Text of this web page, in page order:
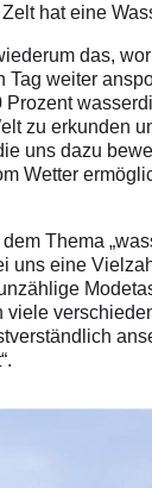
hat eine
das,
weiter
zu erkunden
uns dazu
Wetter
Thema
uns eine